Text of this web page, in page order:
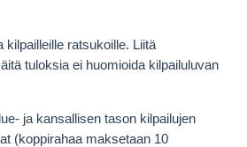
ratsukoille. Liitä
tuloksia ei huomioida kilpailuluvan
ja kansallisen tason kilpailujen
(koppirahaa maksetaan 10